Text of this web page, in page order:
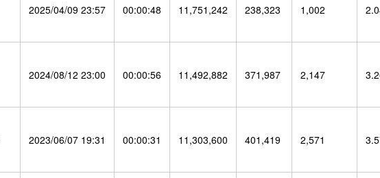
2025/04/09 23:57 00:00:48 11,751,242 238,323 1,002
2024/08/12 23:00 00:00:56 11,492,882 371,987 2,147
2023/06/07 19:31 00:00:31 11,303,600 401,419 2,571